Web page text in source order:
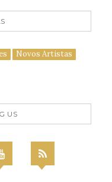
Novos Artistas
US